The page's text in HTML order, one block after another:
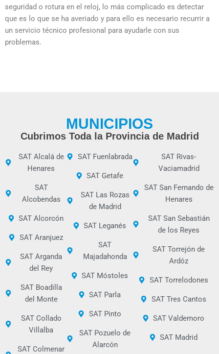
seguridad o rotura en el reloj, lo más complicado es detectar
que es lo que se ha averiado y para ello es necesario recurrir a
un servicio técnico profesional para ayudarle con sus
problemas.
MUNICIPIOS
Cubrimos Toda la Provincia de Madrid
SAT Alcalá de
Henares
SAT
Alcobendas
SAT Alcorcón
SAT Aranjuez
SAT Arganda
del Rey
SAT Boadilla
del Monte
SAT Collado
Villalba
SAT Colmenar
SAT Fuenlabrada
SAT Getafe
SAT Las Rozas
de Madrid
SAT Leganés
SAT
Majadahonda
SAT Móstoles
SAT Parla
SAT Pinto
SAT Pozuelo de
Alarcón
SAT Rivas-
Vaciamadrid
SAT San Fernando de
Henares
SAT San Sebastián
de los Reyes
SAT Torrejón de
Ardóz
SAT Torrelodones
SAT Tres Cantos
SAT Valdemoro
SAT Madrid